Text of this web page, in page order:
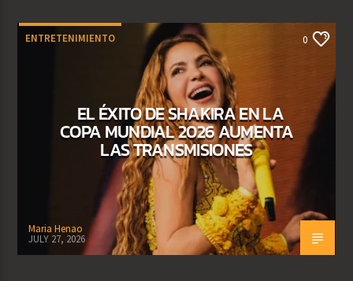
ENTRETENIMIENTO 0
EL ÉXITO DE SHAKIRA EN LA
COPA MUNDIAL 2026 AUMENTA
LAS TRANSMISIONES
Maria Henao
JULY 27, 2026